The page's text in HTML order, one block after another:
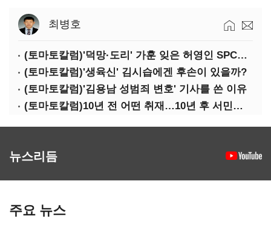
최병호
(토마토칼럼)'덕망·도리' 가훈 잊은 허영인 SPC그룹 회장
(토마토칼럼)'생육신' 김시습에겐 후손이 있을까?
(토마토칼럼)'김용남 성범죄 변호' 기사를 쓴 이유
(토마토칼럼)10년 전 어떤 취재…10년 후 서민석·박상용
뉴스리듬
주요 뉴스